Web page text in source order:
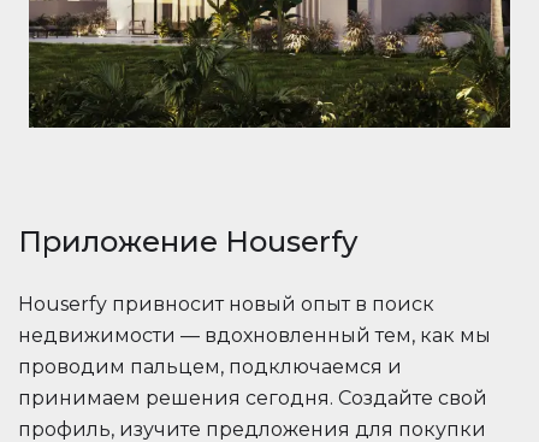
Приложение Houserfy
Houserfy привносит новый опыт в поиск
недвижимости — вдохновленный тем, как мы
проводим пальцем, подключаемся и
принимаем решения сегодня. Создайте свой
профиль, изучите предложения для покупки